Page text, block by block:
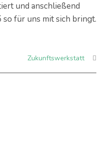
und anschließend
so für uns mit sich bringt.
Zukunftswerkstatt